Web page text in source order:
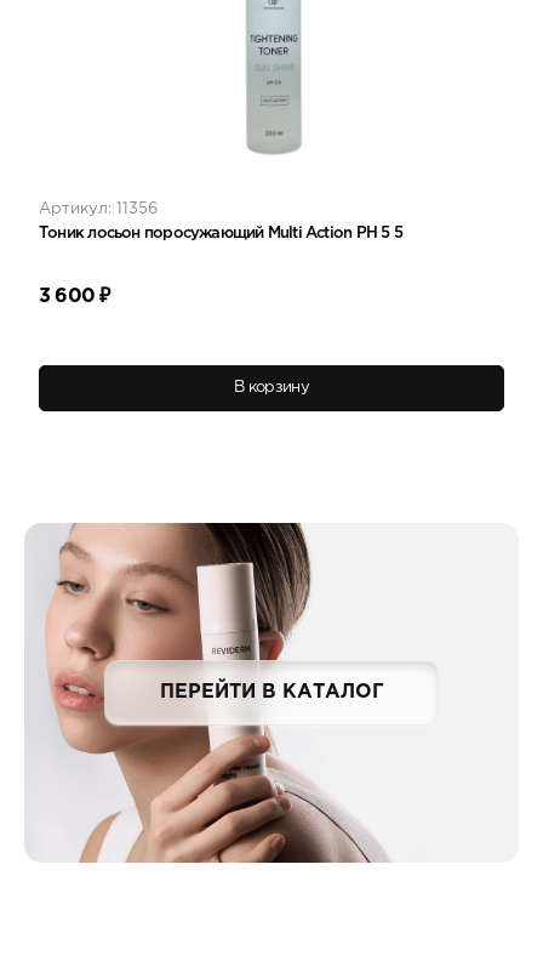
Артикул: 11356
Тоник лосьон поросужающий Multi Action PH 5 5
3 600₽
В корзину
ПЕРЕЙТИ В КАТАЛОГ